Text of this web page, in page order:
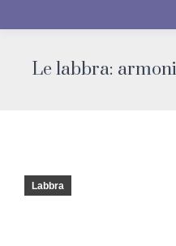
Le labbra:
Labbra